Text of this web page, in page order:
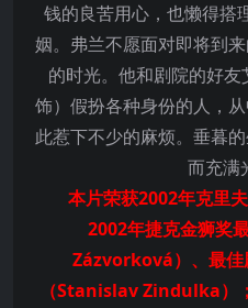
钱的良苦用心，也懒得搭
姻。弗兰不愿面对即将到
的时光。他和剧院的好
饰）假扮各种身份的人，
此惹下不少的麻烦。垂暮
而充
本片荣获2002年克里夫
2002年捷克金狮奖
Zázvorková）、最佳
（Stanislav Zindulka）